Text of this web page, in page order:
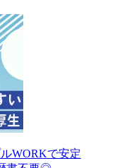
WORKで安定